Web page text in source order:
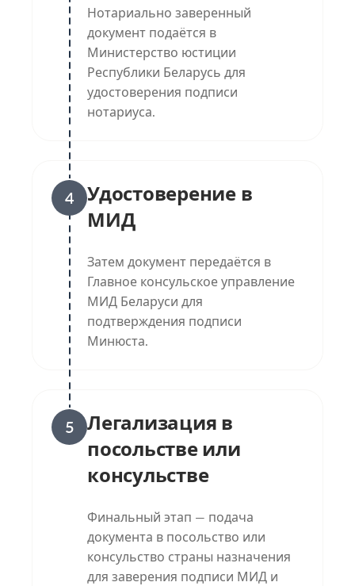
Нотариально заверенный
документ подаётся в
Министерство юстиции
Республики Беларусь для
удостоверения подписи
нотариуса.
4
Удостоверение в
МИД
Затем документ передаётся в
Главное консульское управление
МИД Беларуси для
подтверждения подписи
Минюста.
5
Легализация в
посольстве или
консульстве
Финальный этап — подача
документа в посольство или
консульство страны назначения
для заверения подписи МИД и